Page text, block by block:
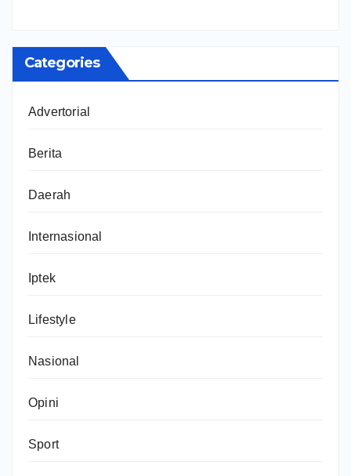
Categories
Advertorial
Berita
Daerah
Internasional
Iptek
Lifestyle
Nasional
Opini
Sport